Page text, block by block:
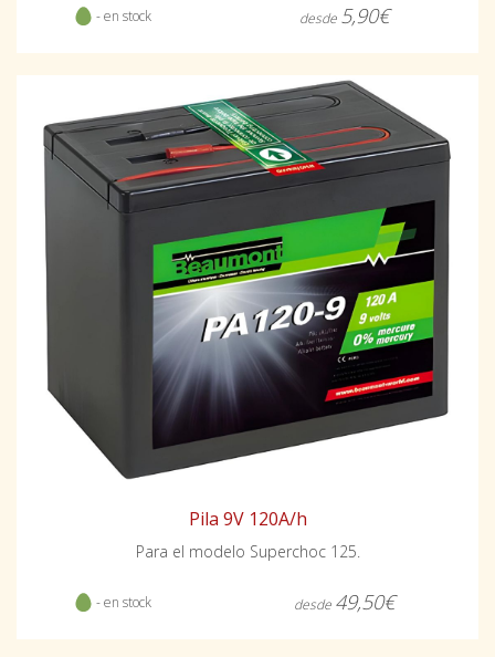
- en stock desde 5,90€
Pila 9V 120A/h
Para el modelo Superchoc 125.
- en stock desde 49,50€